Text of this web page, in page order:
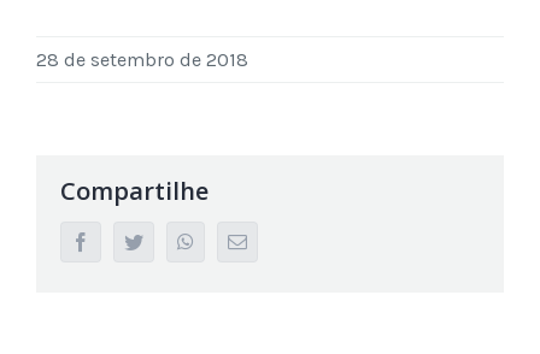
28 de setembro de 2018
Compartilhe
facebooktwitter whatsappEmail